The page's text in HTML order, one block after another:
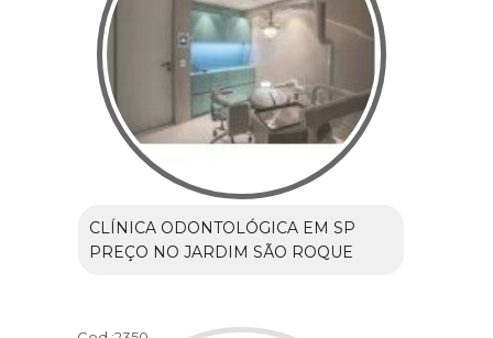
CLÍNICA ODONTOLÓGICA EM SP
PREÇO NO JARDIM SÃO ROQUE